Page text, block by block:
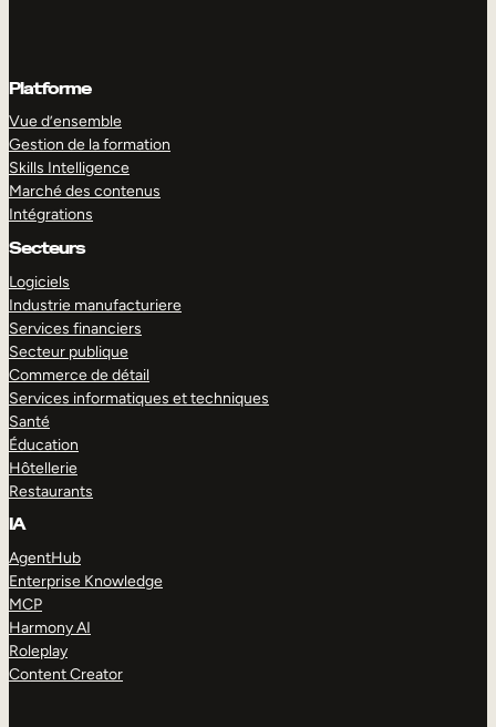
Platforme
Vue d’ensemble
Gestion de la formation
Skills Intelligence
Marché des contenus
Intégrations
Secteurs
Logiciels
Industrie manufacturiere
Services financiers
Secteur publique
Commerce de détail
Services informatiques et techniques
Santé
Éducation
Hôtellerie
Restaurants
IA
AgentHub
Enterprise Knowledge
MCP
Harmony AI
Roleplay
Content Creator